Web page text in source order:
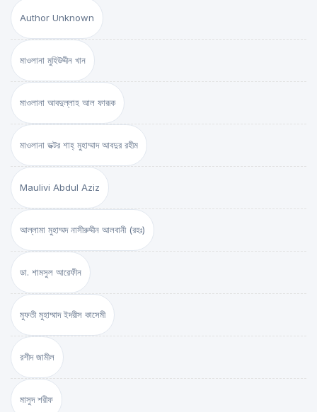
Author Unknown
মাওলানা মুহিউদ্দীন খান
মাওলানা আবদুল্লাহ আল ফারূক
মাওলানা ডক্টর শাহ্‌ মুহাম্মাদ আবদুর রহীম
Maulivi Abdul Aziz
আল্লামা মুহাম্মদ নাসীরুদ্দীন আলবানী (রহঃ)
ডা. শামসুল আরেফীন
মুফতী মুহাম্মাদ ইদরীস কাসেমী
রশীদ জামীল
মাসুদ শরীফ